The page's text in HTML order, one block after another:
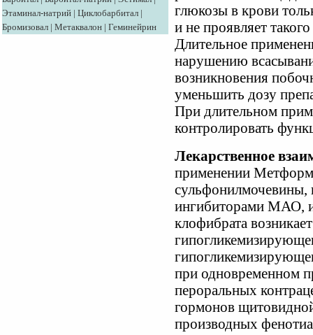
Этаминал-натрий | Циклобарбитал |
Бромизовал | Метаквалон | Геминейрин
глюкозы в крови
и не проявляет
Длительное
нарушению
возникновения
уменьшить дозу
При длительном
контролировать
Лекарственное
применении
сульфонилмочевины,
ингибиторами МАО,
клофибрата
при одновременном
пероральных
гормонов
производных